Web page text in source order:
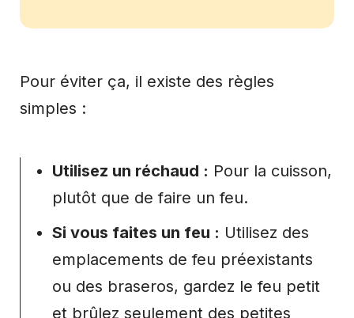
Pour éviter ça, il existe des règles
simples :
Utilisez un réchaud : Pour la cuisson,
plutôt que de faire un feu.
Si vous faites un feu : Utilisez des
emplacements de feu préexistants
ou des braseros, gardez le feu petit
et brûlez seulement des petites